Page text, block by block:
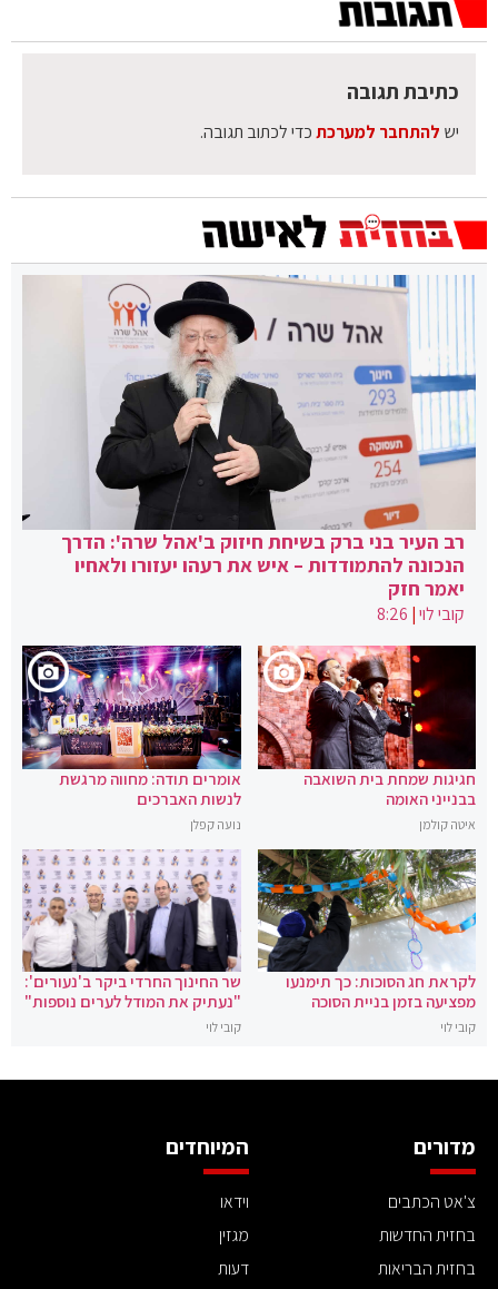
כתיבת תגובה
יש להתחבר למערכתכדי לכתוב תגובה.
רב העיר בני ברק בשיחת חיזוק ב'אהל שרה': הדרך
הנכונה להתמודדות – איש את רעהו יעזורו ולאחיו
יאמר חזק
קובי לוי|
8:26
חגיגות שמחת בית השואבה
בבנייני האומה
איטה קולמן
אומרים תודה: מחווה מרגשת
לנשות האברכים
נועה קפלן
לקראת חג הסוכות: כך תימנעו
מפציעה בזמן בניית הסוכה
קובי לוי
שר החינוך החרדי ביקר ב'נעורים':
"נעתיק את המודל לערים נוספות"
קובי לוי
מדורים
צ'אט הכתבים
בחזית החדשות
בחזית הבריאות
המיוחדים
וידאו
מגזין
דעות